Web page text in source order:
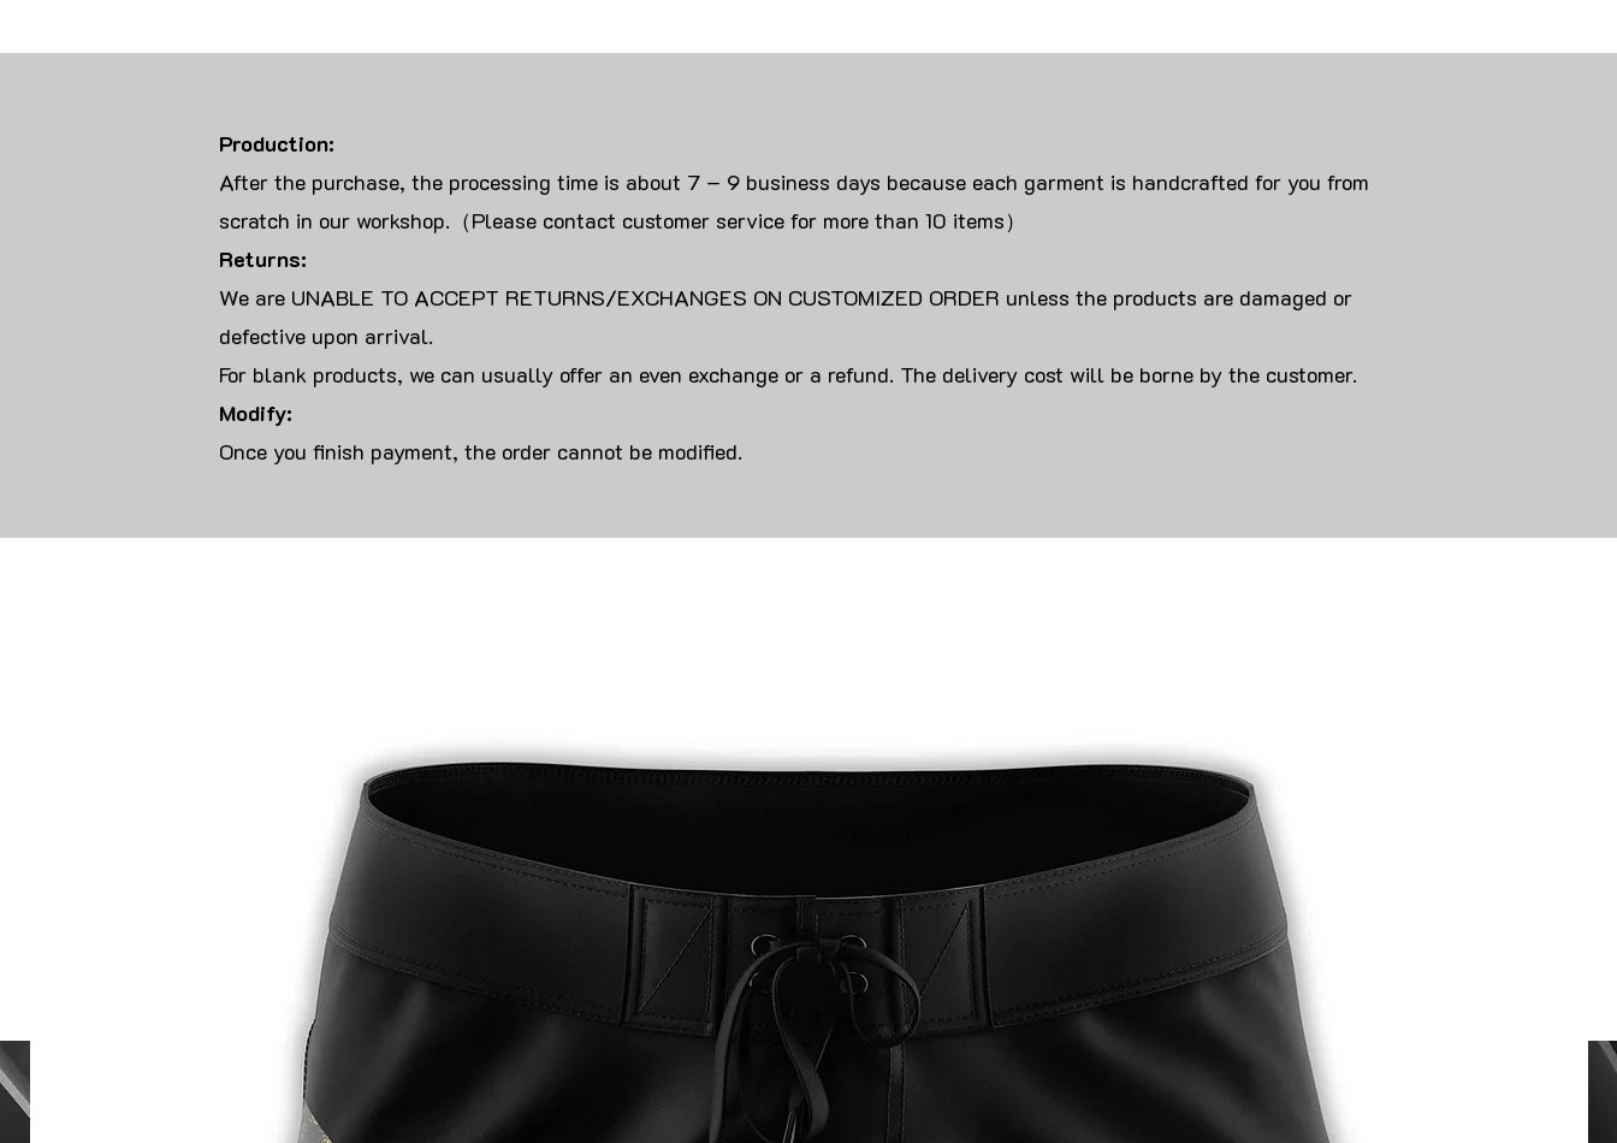
Production:
After the purchase, the processing time is about 7 – 9 business days because each garment is handcrafted for you from
scratch in our workshop.（Please contact customer service for more than 10 items）
Returns:
We are UNABLE TO ACCEPT RETURNS/EXCHANGES ON CUSTOMIZED ORDER unless the products are damaged or
defective upon arrival.
For blank products, we can usually offer an even exchange or a refund. The delivery cost will be borne by the customer.
Modify:
Once you finish payment, the order cannot be modified.